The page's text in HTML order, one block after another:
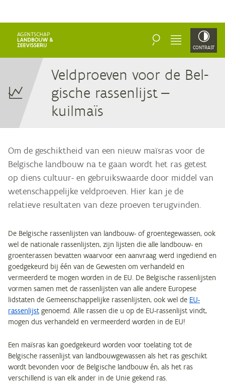
ZOEKEN MENU CONTRAST
Veld­proe­ven voor de Bel­
gi­sche ras­sen­lijst —
kuilmaïs
Om de geschiktheid van een nieuw maïsras voor de
Belgische landbouw na te gaan wordt het ras getest
op diens cultuur- en gebruikswaarde door middel van
wetenschappelijke veldproeven. Hier kan je de
relatieve resultaten van deze proeven terugvinden.
De Belgische rassenlijsten van landbouw- of groentegewassen, ook
wel de nationale rassenlijsten, zijn lijsten die alle landbouw- en
groenterassen bevatten waarvoor een aanvraag werd ingediend en
goedgekeurd bij één van de Gewesten om verhandeld en
vermeerderd te mogen worden in de EU. De Belgische rassenlijsten
vormen samen met de rassenlijsten van alle andere Europese
lidstaten de Gemeenschappelijke rassenlijsten, ook wel de EU-
rassenlijstgenoemd. Alle rassen die u op de EU-rassenlijst vindt,
mogen dus verhandeld en vermeerderd worden in de EU!
Een maïsras kan goedgekeurd worden voor toelating tot de
Belgische rassenlijst van landbouwgewassen als het ras geschikt
wordt bevonden voor de Belgische landbouw én, als het ras
verschillend is van elk ander in de Unie gekend ras.